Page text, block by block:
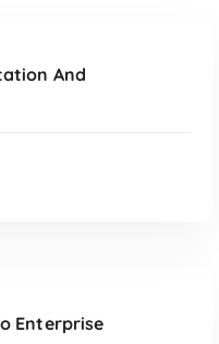
And
Enterprise